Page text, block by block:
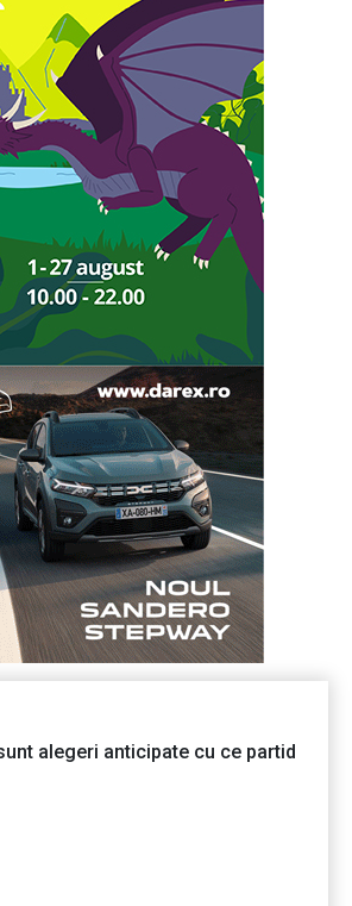
alegeri anticipate cu ce partid